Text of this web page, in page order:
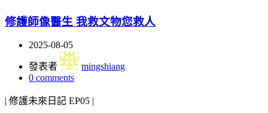
修護師像醫生 我救文物您救人
2025-08-05
發表者
mingshiang
0 comments
| 修護未來日記 EP05 |